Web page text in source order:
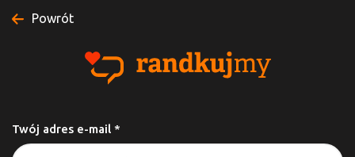
Powrót
Twój adres e-mail *